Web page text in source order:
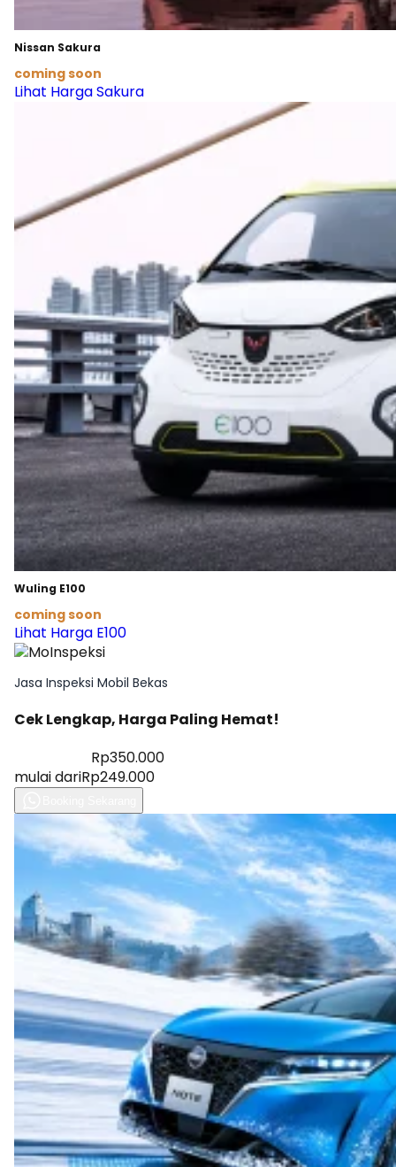
Nissan Sakura
coming soon
Lihat Harga Sakura
Wuling E100
coming soon
Lihat Harga E100
Jasa Inspeksi Mobil Bekas
Cek Lengkap, Harga Paling Hemat!
Rp350.000
mulai dariRp249.000